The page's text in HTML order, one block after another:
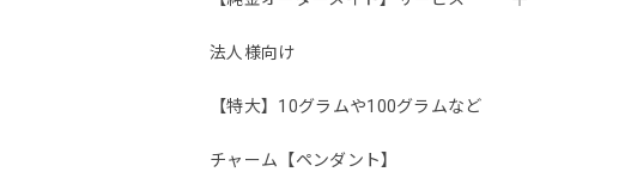
法人様向け
【特大】10グラムや100グラムなど
チャーム【ペンダント】